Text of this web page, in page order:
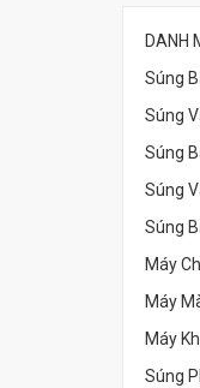
DANH
Súng
Súng
Súng
Súng
Súng
Máy
Máy
Máy
Súng